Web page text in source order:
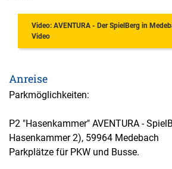
Video: AVENTURA - Der SpielBerg in
Video
Anreise
Parkmöglichkeiten:
P2 "Hasenkammer" AVENTURA -
Hasenkammer 2), 59964 Medebach
Parkplätze für PKW und Busse.